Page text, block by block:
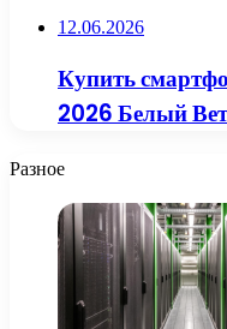
12.06.2026
Купить
2026 Белый
Разное